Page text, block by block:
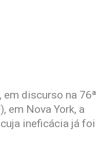
discurso na 76ª
em Nova York, a
ineficácia já foi